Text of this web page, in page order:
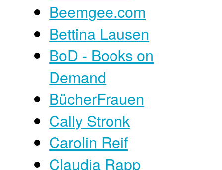
Beemgee.com
Bettina Lausen
BoD - Books on
Demand
BücherFrauen
Cally Stronk
Carolin Reif
Claudia Rapp